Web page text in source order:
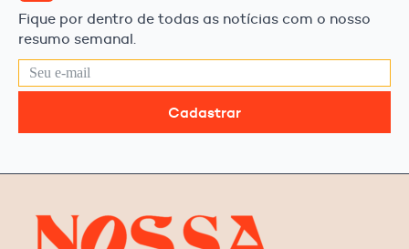
Fique por dentro de todas as notícias com o nosso
resumo semanal.
Cadastrar